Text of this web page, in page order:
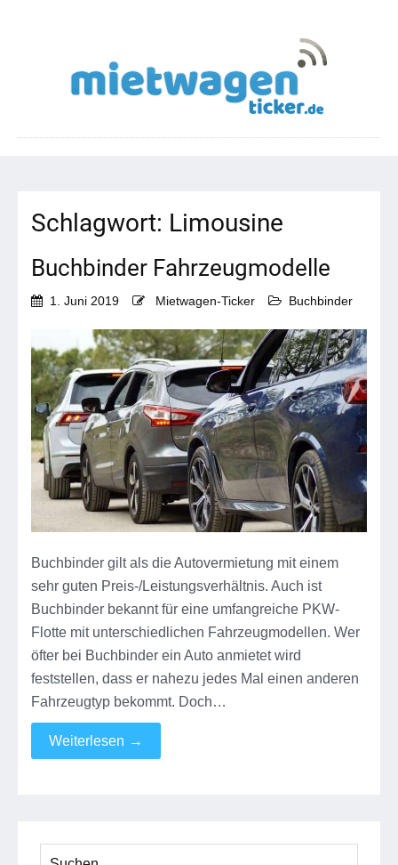
Schlagwort: Limousine
Buchbinder Fahrzeugmodelle
1. Juni 2019 Mietwagen-Ticker Buchbinder
Buchbinder gilt als die Autovermietung mit einem
sehr guten Preis-/Leistungsverhältnis. Auch ist
Buchbinder bekannt für eine umfangreiche PKW-
Flotte mit unterschiedlichen Fahrzeugmodellen. Wer
öfter bei Buchbinder ein Auto anmietet wird
feststellen, dass er nahezu jedes Mal einen anderen
Fahrzeugtyp bekommt. Doch…
Weiterlesen →